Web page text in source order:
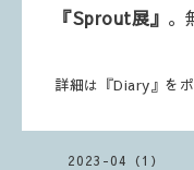
『Sprout展』 。
詳細は『Diary』を
2023-04（1）